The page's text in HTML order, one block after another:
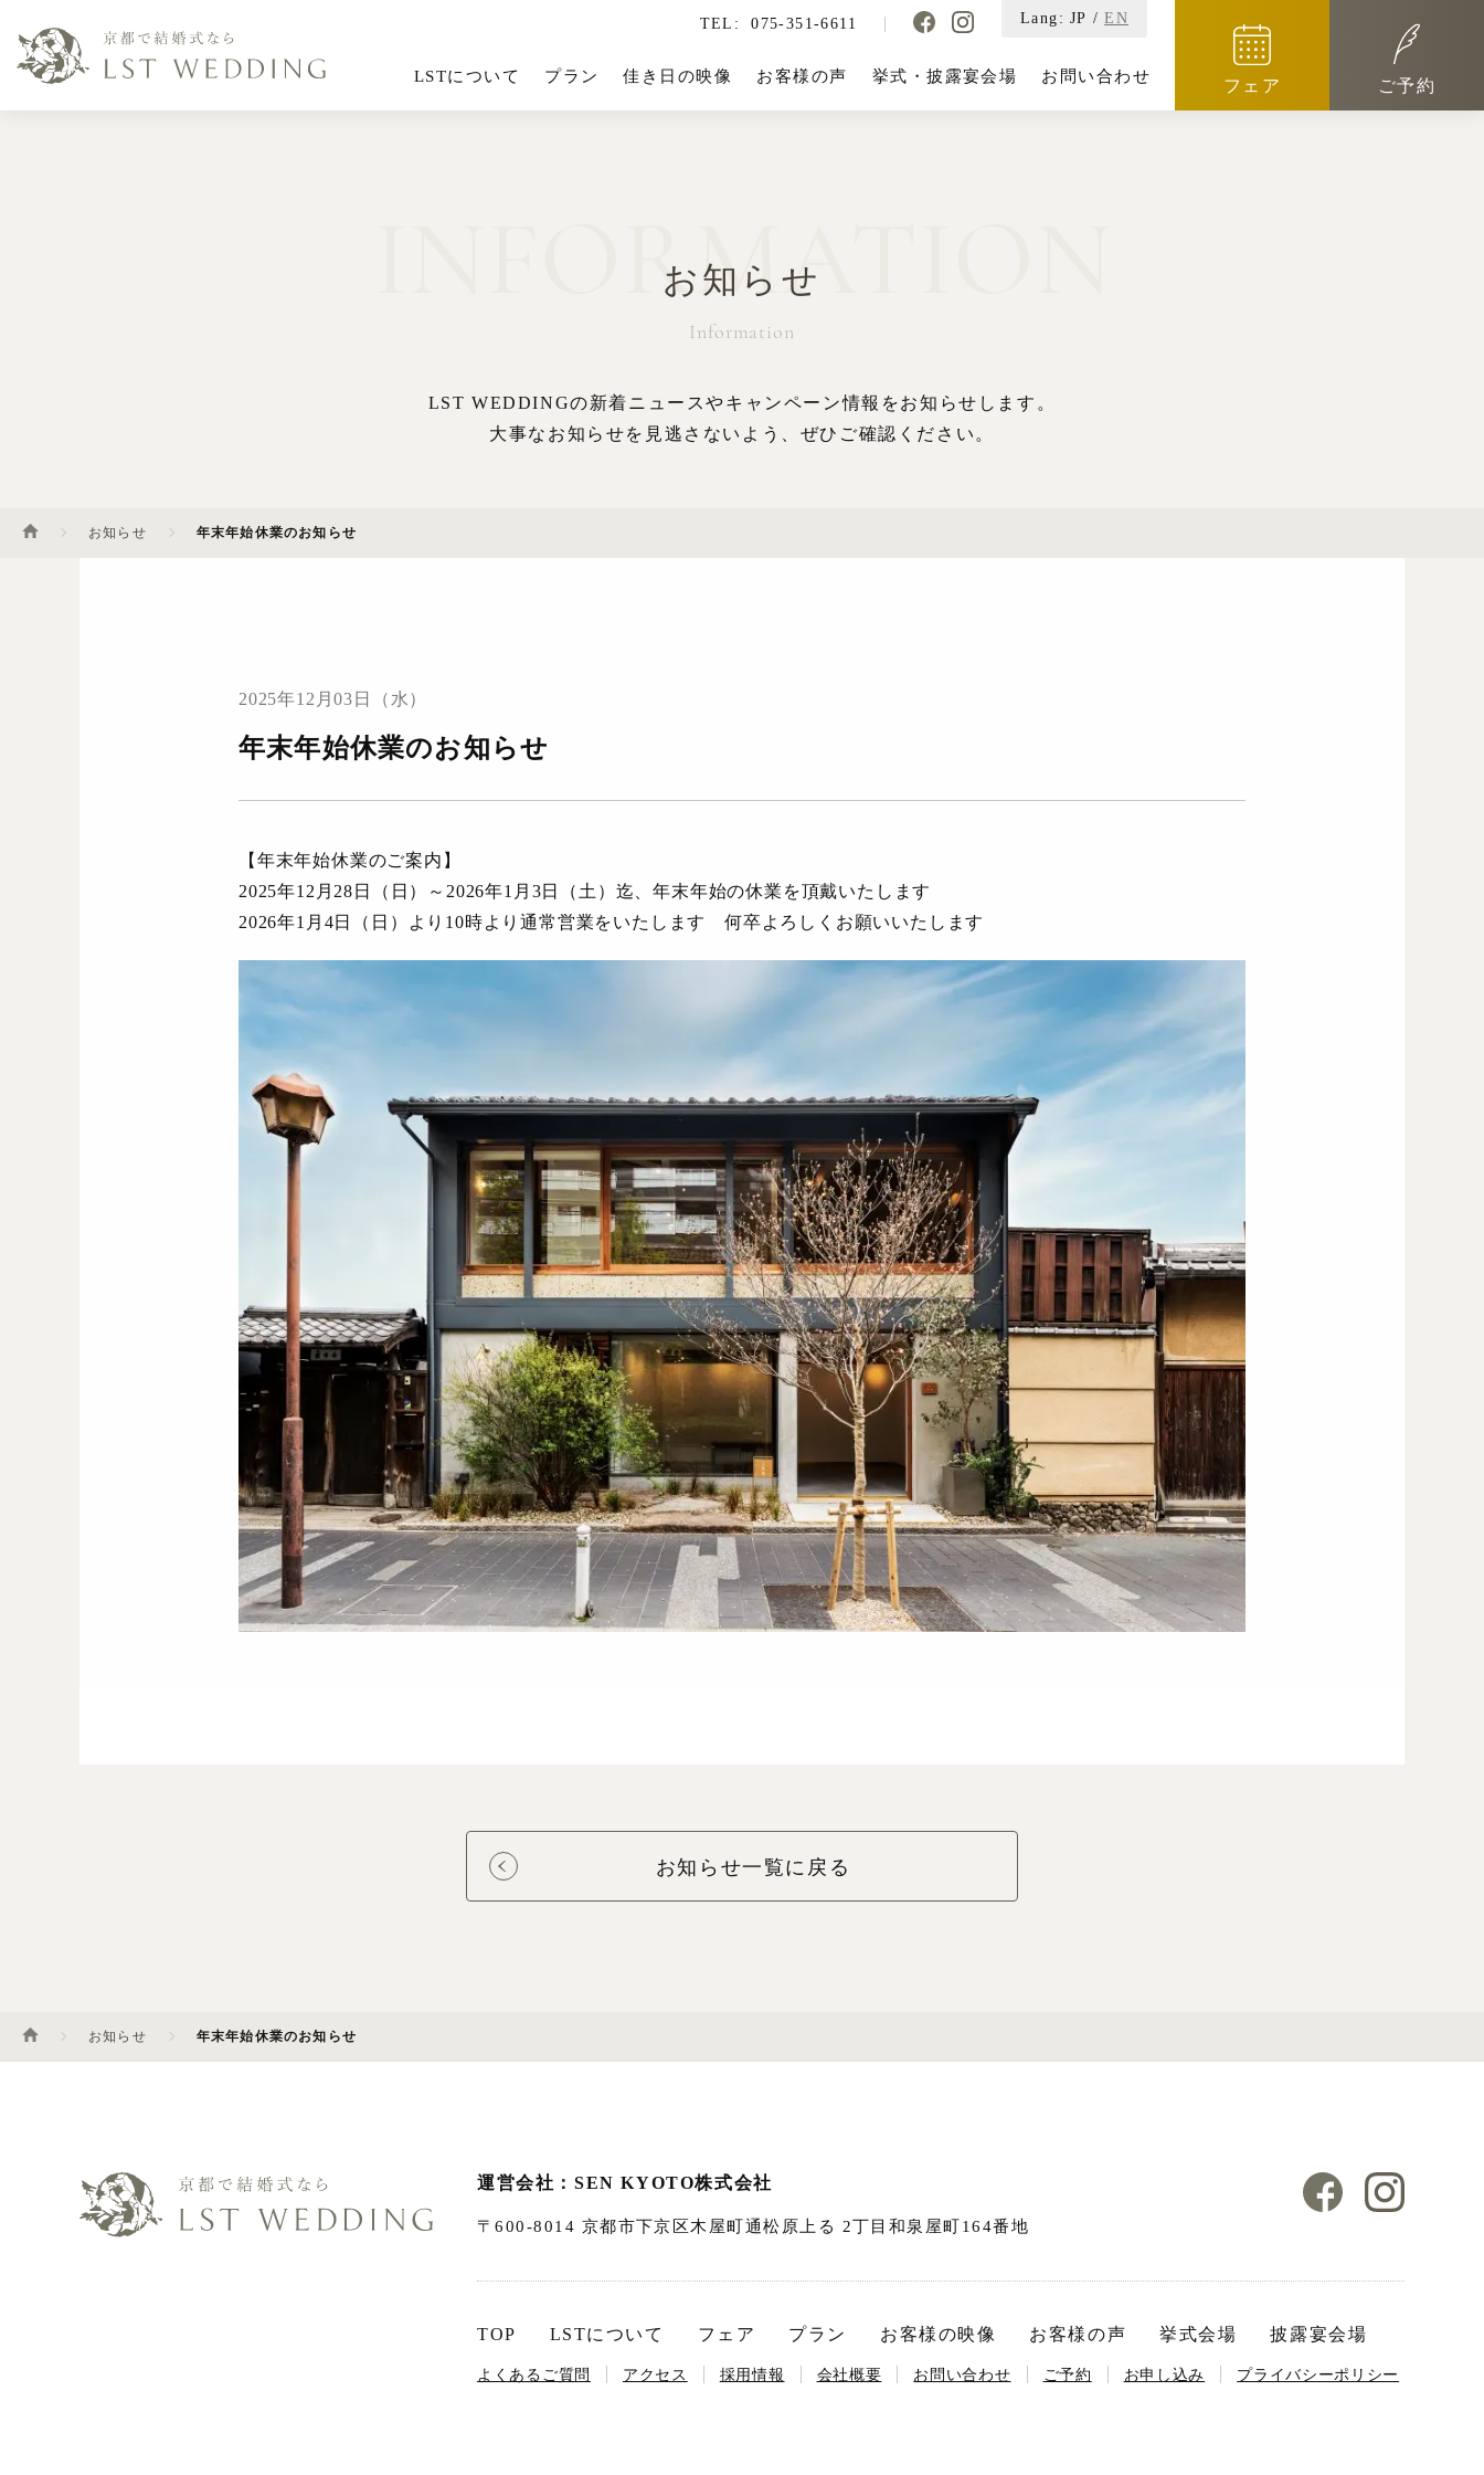
TEL: 075-351-6611 Lang: JP / EN
LSTについて プラン 佳き日の映像 お客様の声 挙式・披露宴会場 お問い合わせ フェア ご予約
お知らせ
Information
INFORMATION
LST WEDDINGの新着ニュースやキャンペーン情報をお知らせします。
大事なお知らせを見逃さないよう、ぜひご確認ください。
お知らせ 年末年始休業のお知らせ
2025年12月03日（水）
年末年始休業のお知らせ
【年末年始休業のご案内】
2025年12月28日（日）～2026年1月3日（土）迄、年末年始の休業を頂戴いたします
2026年1月4日（日）より10時より通常営業をいたします 何卒よろしくお願いいたします
お知らせ一覧に戻る
お知らせ 年末年始休業のお知らせ
運営会社：SEN KYOTO株式会社
〒600-8014 京都市下京区木屋町通松原上る 2丁目和泉屋町164番地
TOP LSTについて フェア プラン お客様の映像 お客様の声 挙式会場 披露宴会場
よくあるご質問 アクセス 採用情報 会社概要 お問い合わせ ご予約 お申し込み プライバシーポリシー